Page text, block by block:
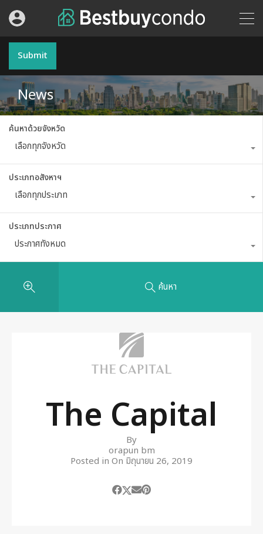
Submit
News
ค้นหาด้วยจังหวัด
เลือกทุกจังหวัด
ประเภทอสังหาฯ
เลือกทุกประเภท
ประเภทประกาศ
ประกาศทั้งหมด
ค้นหา
The Capital
By
orapun bm
Posted in On มิถุนายน 26, 2019